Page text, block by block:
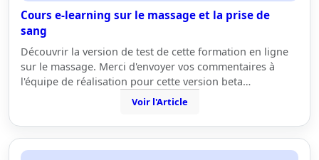
Cours e-learning sur le massage et la prise de
sang
Découvrir la version de test de cette formation en ligne
sur le massage. Merci d'envoyer vos commentaires à
l'équipe de réalisation pour cette version beta…
Voir l'Article